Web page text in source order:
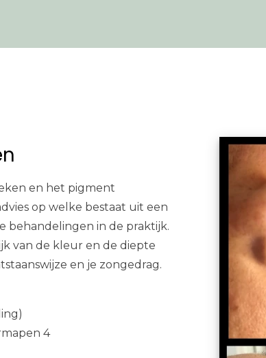
en het pigment
op welke bestaat uit een
behandelingen in de praktijk.
van de kleur en de diepte
en je zongedrag.
4